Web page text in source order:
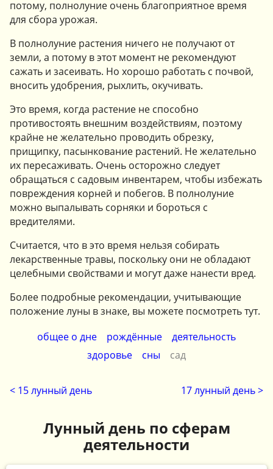
потому, полнолуние очень благоприятное время
для сбора урожая.
В полнолуние растения ничего не получают от
земли, а потому в этот момент не рекомендуют
сажать и засеивать. Но хорошо работать с почвой,
вносить удобрения, рыхлить, окучивать.
Это время, когда растение не способно
противостоять внешним воздействиям, поэтому
крайне не желательно проводить обрезку,
прищипку, пасынкование растений. Не желательно
их пересаживать. Очень осторожно следует
обращаться с садовым инвентарем, чтобы избежать
повреждения корней и побегов. В полнолуние
можно выпалывать сорняки и бороться с
вредителями.
Считается, что в это время нельзя собирать
лекарственные травы, поскольку они не обладают
целебными свойствами и могут даже нанести вред.
Более подробные рекомендации, учитывающие
положение луны в знаке, вы можете посмотреть тут.
общее о дне
рождённые
деятельность
здоровье
сны сад
< 15 лунный день 17 лунный день >
Лунный день по сферам
деятельности